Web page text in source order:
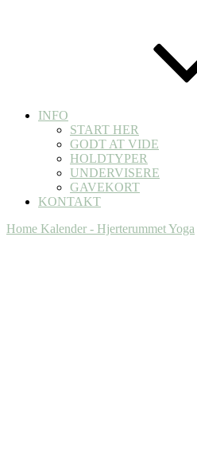
INFO
START HER
GODT AT VIDE
HOLDTYPER
UNDERVISERE
GAVEKORT
KONTAKT
Home Kalender - Hjerterummet Yoga